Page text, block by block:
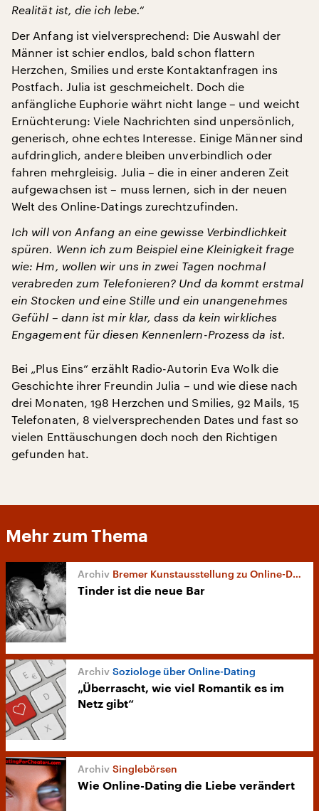
Realität ist, die ich lebe.“
Der Anfang ist vielversprechend: Die Auswahl der
Männer ist schier endlos, bald schon flattern
Herzchen, Smilies und erste Kontaktanfragen ins
Postfach. Julia ist geschmeichelt. Doch die
anfängliche Euphorie währt nicht lange – und weicht
Ernüchterung: Viele Nachrichten sind unpersönlich,
generisch, ohne echtes Interesse. Einige Männer sind
aufdringlich, andere bleiben unverbindlich oder
fahren mehrgleisig. Julia – die in einer anderen Zeit
aufgewachsen ist – muss lernen, sich in der neuen
Welt des Online-Datings zurechtzufinden.
Ich will von Anfang an eine gewisse Verbindlichkeit
spüren. Wenn ich zum Beispiel eine Kleinigkeit frage
wie: Hm, wollen wir uns in zwei Tagen nochmal
verabreden zum Telefonieren? Und da kommt erstmal
ein Stocken und eine Stille und ein unangenehmes
Gefühl – dann ist mir klar, dass da kein wirkliches
Engagement für diesen Kennenlern-Prozess da ist.
Bei „Plus Eins“ erzählt Radio-Autorin Eva Wolk die
Geschichte ihrer Freundin Julia – und wie diese nach
drei Monaten, 198 Herzchen und Smilies, 92 Mails, 15
Telefonaten, 8 vielversprechenden Dates und fast so
vielen Enttäuschungen doch noch den Richtigen
gefunden hat.
Mehr zum Thema
Bremer Kunstausstellung zu Online-Dating
Tinder ist die neue Bar
Soziologe über Online-Dating
„Überrascht, wie viel Romantik es im
Netz gibt“
Singlebörsen
Wie Online-Dating die Liebe verändert